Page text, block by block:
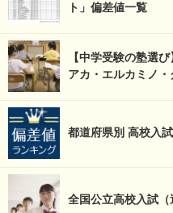
ト」偏差値一覧
【中学受験の塾選
アカ・エルカミノ
都道府県別 高校入
全国公立高校入試（